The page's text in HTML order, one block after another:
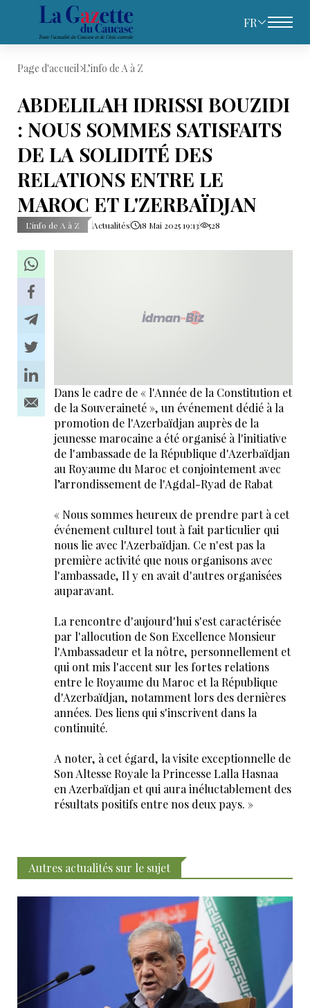
FR
Page d'accueil L’info de A à Z
ABDELILAH IDRISSI BOUZIDI
: NOUS SOMMES SATISFAITS
DE LA SOLIDITÉ DES
RELATIONS ENTRE LE
MAROC ET L'ZERBAÏDJAN
L’info de A à Z Actualités 18 Mai 2025 19:13 528
Dans le cadre de « l'Année de la Constitution et
de la Souveraineté », un événement dédié à la
promotion de l'Azerbaïdjan auprès de la
jeunesse marocaine a été organisé à l'initiative
de l'ambassade de la République d'Azerbaïdjan
au Royaume du Maroc et conjointement avec
l’arrondissement de l'Agdal-Ryad de Rabat
« Nous sommes heureux de prendre part à cet
événement culturel tout à fait particulier qui
nous lie avec l'Azerbaïdjan. Ce n'est pas la
première activité que nous organisons avec
l'ambassade, Il y en avait d'autres organisées
auparavant.
La rencontre d'aujourd'hui s'est caractérisée
par l'allocution de Son Excellence Monsieur
l'Ambassadeur et la nôtre, personnellement et
qui ont mis l'accent sur les fortes relations
entre le Royaume du Maroc et la République
d'Azerbaïdjan, notamment lors des dernières
années. Des liens qui s'inscrivent dans la
continuité.
A noter, à cet égard, la visite exceptionnelle de
Son Altesse Royale la Princesse Lalla Hasnaa
en Azerbaïdjan et qui aura inéluctablement des
résultats positifs entre nos deux pays. »
Autres actualités sur le sujet